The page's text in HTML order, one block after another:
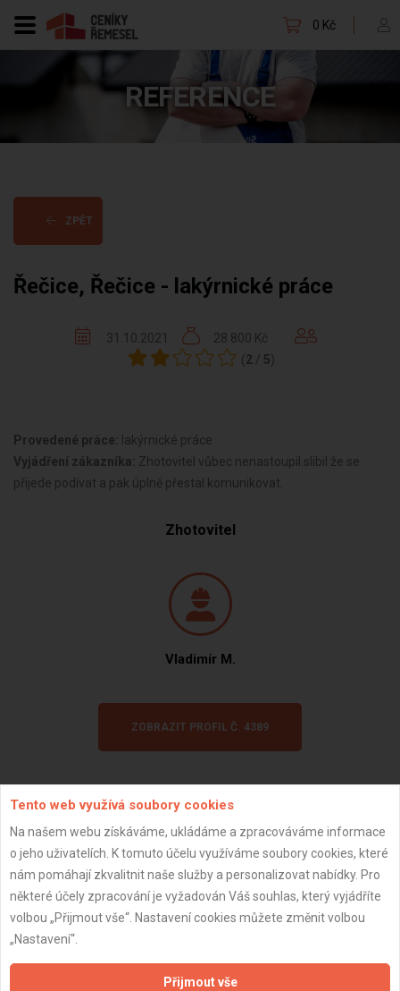
0 Kč
REFERENCE
ZPĚT
Řečice, Řečice - lakýrnické práce
31.10.2021
28 800 Kč
( 2 / 5)
Provedené práce:
lakýrnické práce
Vyjádření zákazníka: Zhotovitel vůbec nenastoupil.slibil že se
přijede podívat a pak úplně přestal komunikovat.
Zhotovitel
Vladimír M.
ZOBRAZIT PROFIL Č. 4389
Důležité informace
Naše firmy a řemeslníci
Zpracování a ochrana osobních údajů
Obchodní podmínky (rozpočtování)
Tento web využívá soubory cookies
Na našem webu získáváme, ukládáme a zpracováváme informace
o jeho uživatelích. K tomuto účelu využíváme soubory cookies, které
nám pomáhají zkvalitnit naše služby a personalizovat nabídky. Pro
některé účely zpracování je vyžadován Váš souhlas, který vyjádříte
volbou „Přijmout vše“. Nastavení cookies můžete změnit volbou
„Nastavení“.
Přijmout vše